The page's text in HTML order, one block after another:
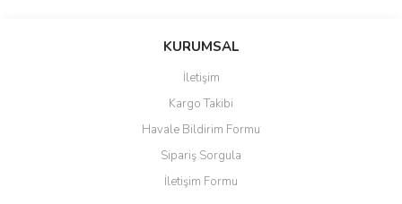
KURUMSAL
İletişim
Kargo Takibi
Havale Bildirim Formu
Sipariş Sorgula
İletişim Formu